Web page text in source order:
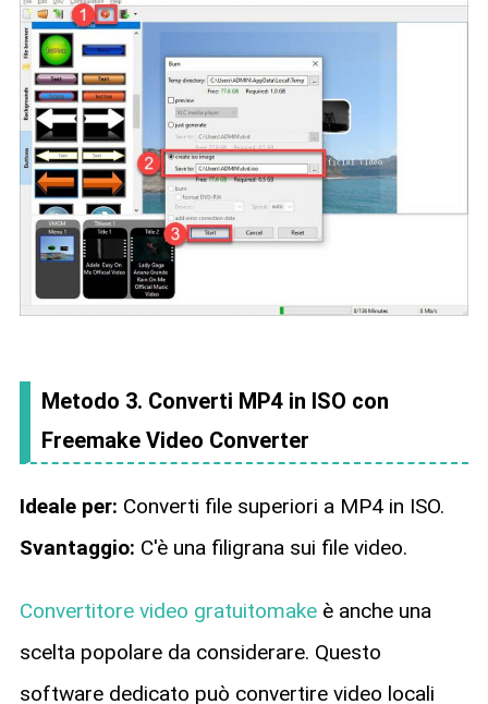
Metodo 3. Converti MP4 in ISO con
Freemake Video Converter
Ideale per: Converti file superiori a MP4 in ISO.
Svantaggio: C'è una filigrana sui file video.
Convertitore video gratuitomakeè anche una
scelta popolare da considerare. Questo
software dedicato può convertire video locali